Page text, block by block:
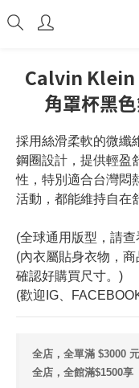
Calvin Klein
角罩杯黑
採用絲滑柔軟的微纖
鋼圈設計，提供輕盈
性，特別適合台灣悶
活動，都能維持自在
(全球通用版型，請
(內衣屬貼身衣物，
確認好購買尺寸。)
(歡迎IG、
全店，全單滿 $3000
全店，全館滿$1500享